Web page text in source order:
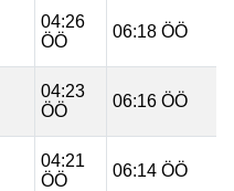
04:26
ÖÖ
06:18 ÖÖ
04:23
ÖÖ
06:16 ÖÖ
04:21
ÖÖ
06:14 ÖÖ